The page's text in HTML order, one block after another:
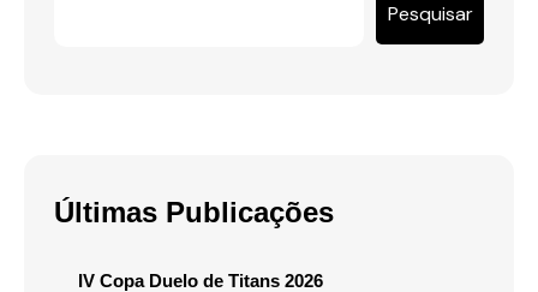
Pesquisar
Últimas Publicações
IV Copa Duelo de Titans 2026